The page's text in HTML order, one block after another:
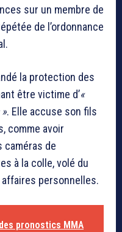
sur un membre de
de l’ordonnance
la protection des
être victime d’«
. Elle accuse son fils
comme avoir
caméras de
à la colle, volé du
personnelles.
pronostics MMA